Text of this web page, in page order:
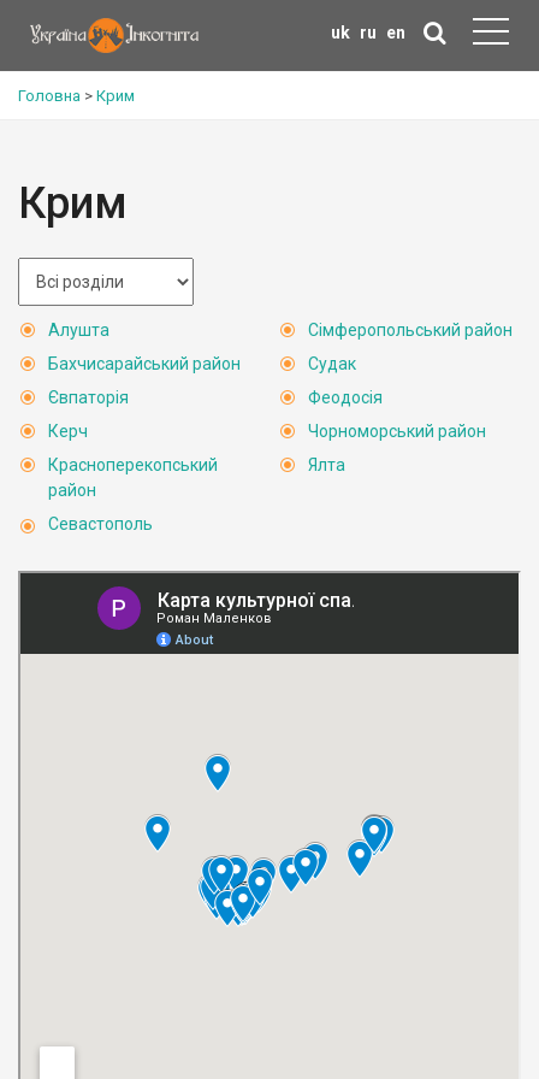
uk ru en
Головна > Крим
Крим
Алушта
Бахчисарайський район
Євпаторія
Керч
Красноперекопський
район
Севастополь
Сімферопольський район
Судак
Феодосія
Чорноморський район
Ялта